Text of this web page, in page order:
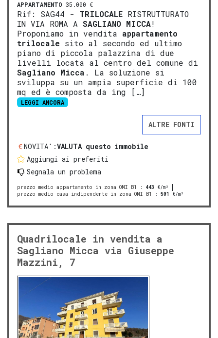
APPARTAMENTO 35.000 €
Rif: SAG44 - TRILOCALE RISTRUTTURATO
IN VIA ROMA A SAGLIANO MICCA!
Proponiamo in vendita appartamento
trilocale sito al secondo ed ultimo
piano di piccola palazzina di due
livelli locata al centro del comune di
Sagliano Micca . La soluzione si
sviluppa su un ampia superficie di 100
mq ed è composta da ing […]
LEGGI ANCORA
ALTRE FONTI
NOVITA':VALUTA questo immobile
Aggiungi ai preferiti
Segnala un problema
prezzo medio appartamento in zona OMI B1 : 443 €/m²
prezzo medio casa indipendente in zona OMI B1
: 501 €/m²
Quadrilocale in vendita a
Sagliano Micca via Giuseppe
Mazzini, 7